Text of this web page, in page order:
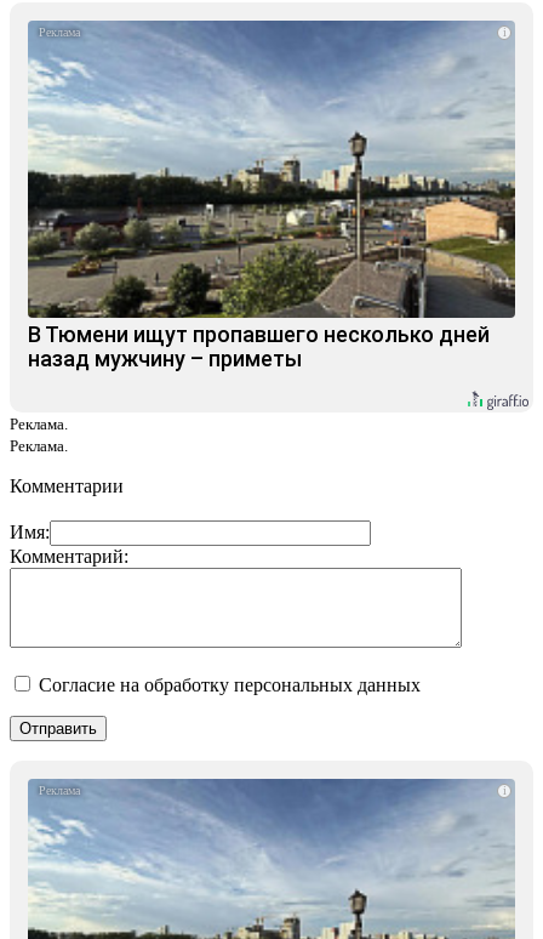
i
В Тюмени ищут пропавшего несколько дней
назад мужчину – приметы
Реклама.
Реклама.
Комментарии
Имя:
Комментарий:
Согласие на обработку персональных данных
i